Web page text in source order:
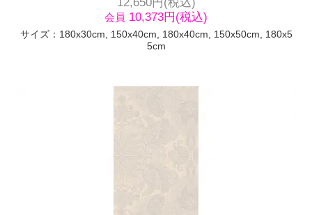
会員 10,373円(税込)
サイズ：180x30cm, 150x40cm, 180x40cm, 150x50cm, 180x5
5cm